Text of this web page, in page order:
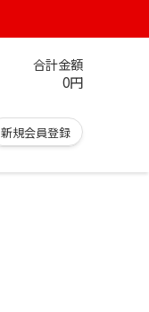
合計金額
0円
新規会員登録